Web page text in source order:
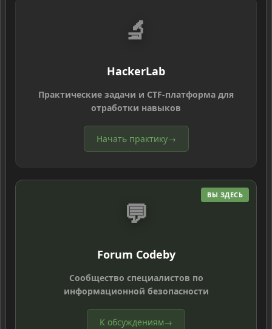
🔬
HackerLab
Практические задачи и CTF-платформа для
отработки навыков
Начать практику→
ВЫ ЗДЕСЬ
💬
Forum Codeby
Сообщество специалистов по
информационной безопасности
К обсуждениям→